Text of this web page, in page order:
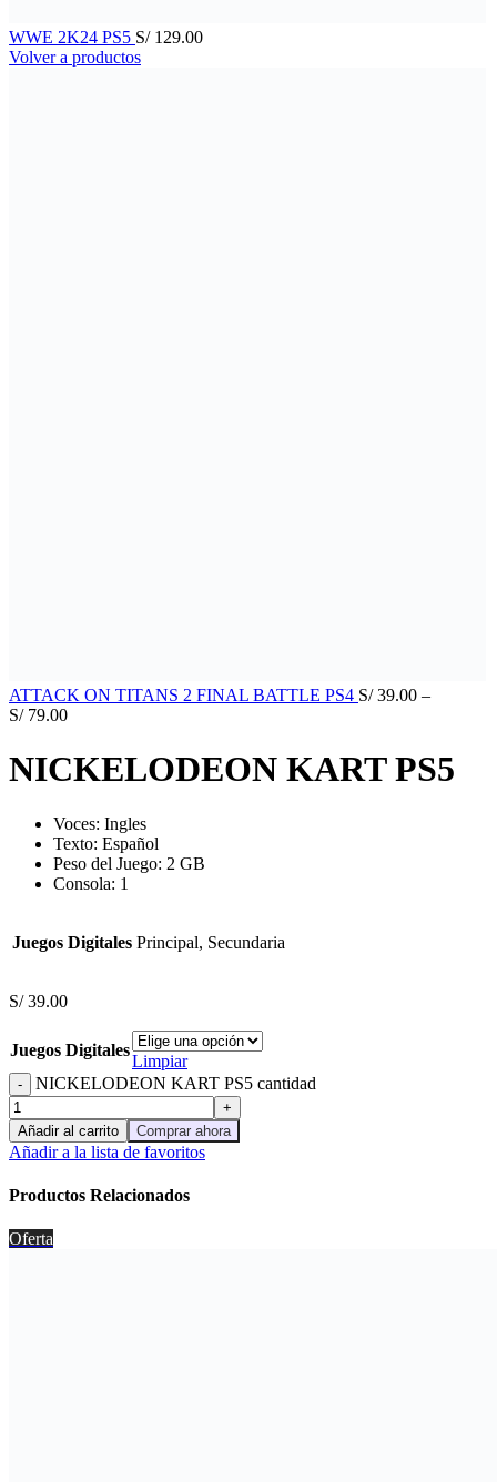
WWE 2K24 PS5 S/129.00
Volver a productos
ATTACK ON TITANS 2 FINAL BATTLE PS4 S/39.00 –
S/79.00
NICKELODEON KART PS5
Voces: Ingles
Texto: Español
Peso del Juego: 2 GB
Consola: 1
Juegos Digitales Principal, Secundaria
S/39.00
Juegos Digitales
Limpiar
NICKELODEON KART PS5 cantidad
Añadir al carrito Comprar ahora
Añadir a la lista de favoritos
Productos Relacionados
Oferta